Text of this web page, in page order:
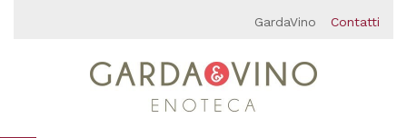
GardaVino Contatti